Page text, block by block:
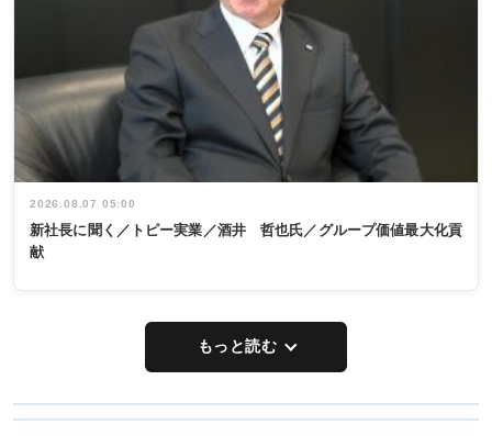
2026.08.07 05:00
新社長に聞く／トピー実業／酒井 哲也氏／グループ価値最大化貢
献
もっと読む